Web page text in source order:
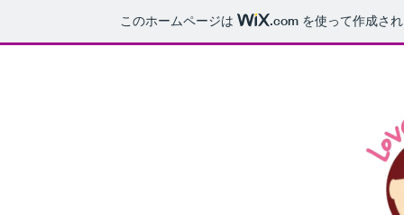
このホームページは .com を使って作成さ